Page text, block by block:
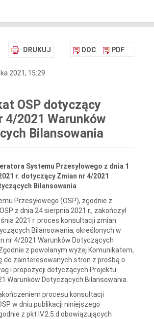
DRUKUJ DOC PDF
2021, 15:29
OSP dotyczący
4/2021 Warunków
Bilansowania
Systemu Przesyłowego z dnia 1
r. dotyczący Zmian nr 4/2021
Bilansowania
Przesyłowego (OSP), zgodnie z
z dnia 24 sierpnia 2021 r., zakończył
2021 r. proces konsultacji zmian
Bilansowania, określonych w
nr 4/2021 Warunków Dotyczących
z powołanym wyżej Komunikatem,
do zainteresowanych stron z prośbą o
i propozycji dotyczących Projektu
Warunków Dotyczących Bilansowania.
procesu konsultacji
w dniu publikacji niniejszego
z pkt IV.2.5.d obowiązujących